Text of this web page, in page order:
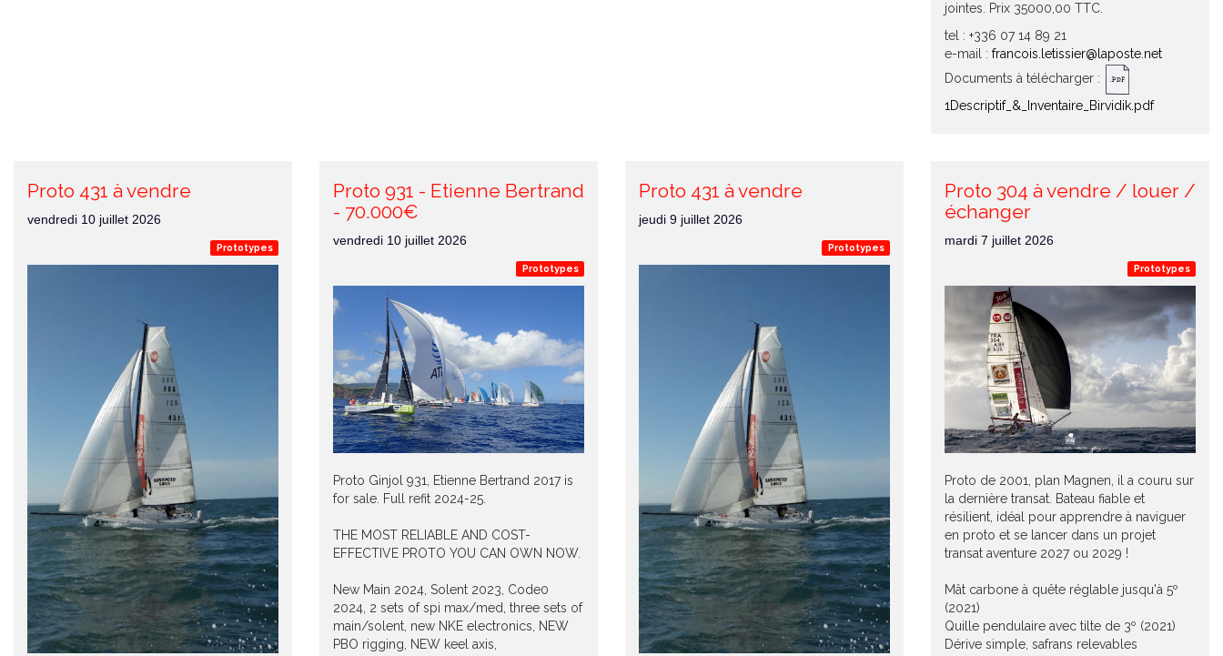
jointes. Prix 35000,00 TTC.
tel : +336 07 14 89 21
e-mail : francois.letissier@laposte.net
Documents à télécharger :
1Descriptif_&_Inventaire_Birvidik.pdf
Proto 431 à vendre
vendredi 10 juillet 2026
Prototypes
Proto 931 - Etienne Bertrand
- 70.000€
vendredi 10 juillet 2026
Prototypes
Proto Ginjol 931, Etienne Bertrand 2017 is
for sale. Full refit 2024-25.
THE MOST RELIABLE AND COST-
EFFECTIVE PROTO YOU CAN OWN NOW.
New Main 2024, Solent 2023, Code0
2024, 2 sets of spi max/med, three sets of
main/solent, new NKE electronics, NEW
PBO rigging, NEW keel axis,
Proto 431 à vendre
jeudi 9 juillet 2026
Prototypes
Proto 304 à vendre / louer /
échanger
mardi 7 juillet 2026
Prototypes
Proto de 2001, plan Magnen, il a couru sur
la dernière transat. Bateau fiable et
résilient, idéal pour apprendre à naviguer
en proto et se lancer dans un projet
transat aventure 2027 ou 2029 !
Mât carbone à quête réglable jusqu'à 5º
(2021)
Quille pendulaire avec tilte de 3º (2021)
Dérive simple, safrans relevables